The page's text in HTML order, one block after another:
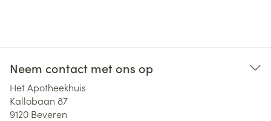
Neem contact met ons op
Het Apotheekhuis
Kallobaan 87
9120 Beveren